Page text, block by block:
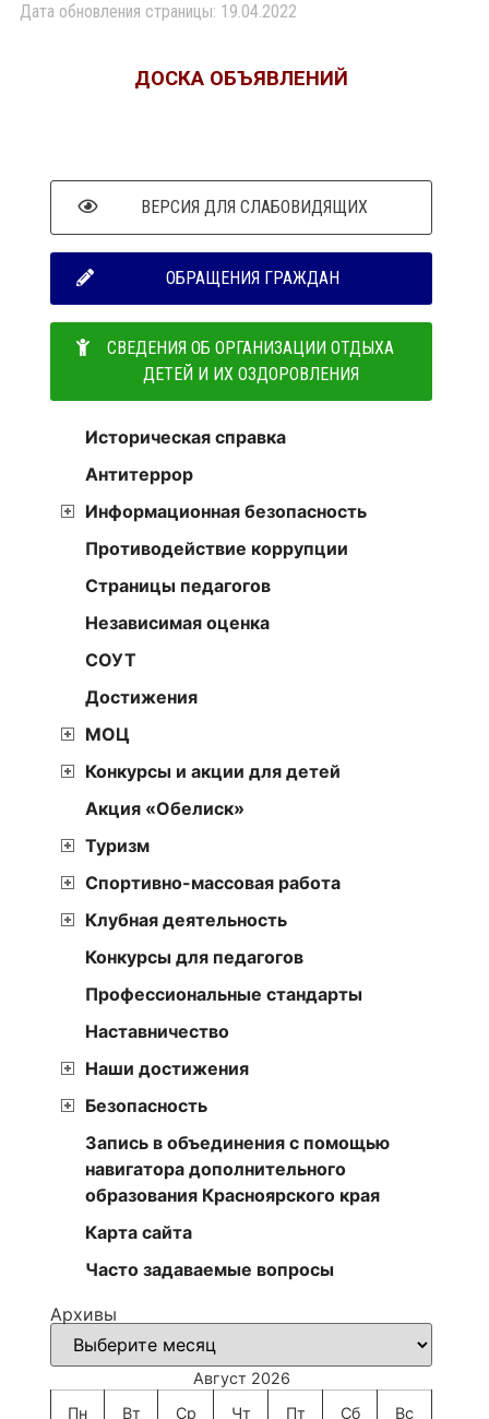
Дата обновления страницы: 19.04.2022
ДОСКА ОБЪЯВЛЕНИЙ
ВЕРСИЯ ДЛЯ СЛАБОВИДЯЩИХ
ОБРАЩЕНИЯ ГРАЖДАН
СВЕДЕНИЯ ОБ ОРГАНИЗАЦИИ ОТДЫХА
ДЕТЕЙ И ИХ ОЗДОРОВЛЕНИЯ
Историческая справка
Антитеррор
Информационная безопасность
Противодействие коррупции
Страницы педагогов
Независимая оценка
СОУТ
Достижения
МОЦ
Конкурсы и акции для детей
Акция «Обелиск»
Туризм
Спортивно-массовая работа
Клубная деятельность
Конкурсы для педагогов
Профессиональные стандарты
Наставничество
Наши достижения
Безопасность
Запись в объединения с помощью
навигатора дополнительного
образования Красноярского края
Карта сайта
Часто задаваемые вопросы
Архивы
Август 2026
Пн
Вт Ср Чт Пт Сб Вс